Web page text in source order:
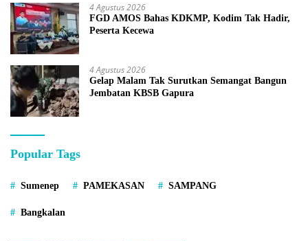
4 Agustus 2026
FGD AMOS Bahas KDKMP, Kodim Tak Hadir,
Peserta Kecewa
4 Agustus 2026
Gelap Malam Tak Surutkan Semangat Bangun
Jembatan KBSB Gapura
Popular Tags
Sumenep PAMEKASAN SAMPANG
Bangkalan